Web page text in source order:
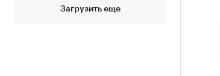
Загрузить еще